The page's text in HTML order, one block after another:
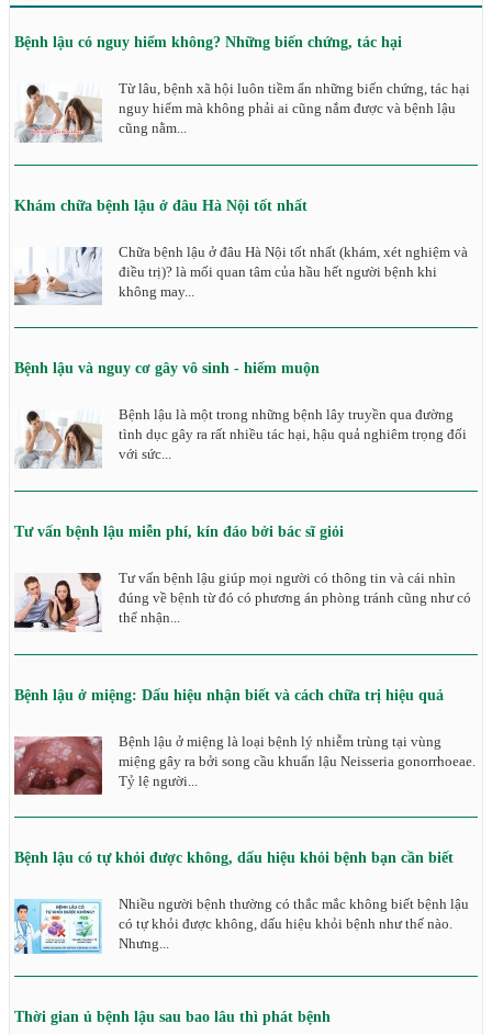
Bệnh lậu có nguy hiểm không? Những biến chứng, tác hại
Từ lâu, bệnh xã hội luôn tiềm ẩn những biến chứng, tác hại
nguy hiểm mà không phải ai cũng nắm được và bệnh lậu
cũng nằm...
Khám chữa bệnh lậu ở đâu Hà Nội tốt nhất
Chữa bệnh lậu ở đâu Hà Nội tốt nhất (khám, xét nghiệm và
điều trị)? là mối quan tâm của hầu hết người bệnh khi
không may...
Bệnh lậu và nguy cơ gây vô sinh - hiếm muộn
Bệnh lậu là một trong những bệnh lây truyền qua đường
tình dục gây ra rất nhiều tác hại, hậu quả nghiêm trọng đối
với sức...
Tư vấn bệnh lậu miễn phí, kín đáo bởi bác sĩ giỏi
Tư vấn bệnh lậu giúp mọi người có thông tin và cái nhìn
đúng về bệnh từ đó có phương án phòng tránh cũng như có
thể nhận...
Bệnh lậu ở miệng: Dấu hiệu nhận biết và cách chữa trị hiệu quả
Bệnh lậu ở miệng là loại bệnh lý nhiễm trùng tại vùng
miệng gây ra bởi song cầu khuẩn lậu Neisseria gonorrhoeae.
Tỷ lệ người...
Bệnh lậu có tự khỏi được không, dấu hiệu khỏi bệnh bạn cần biết
Nhiều người bệnh thường có thắc mắc không biết bệnh lậu
có tự khỏi được không, dấu hiệu khỏi bệnh như thế nào.
Nhưng...
Thời gian ủ bệnh lậu sau bao lâu thì phát bệnh